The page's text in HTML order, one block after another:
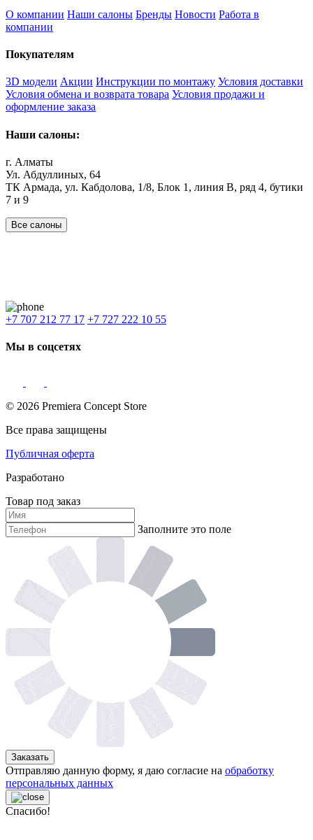
О компании Наши салоны Бренды Новости Работа в
компании
Покупателям
3D модели Акции Инструкции по монтажу Условия доставки
Условия обмена и возврата товара Условия продажи и
оформление заказа
Наши салоны:
г. Алматы
Ул. Абдуллиных, 64
ТК Армада, ул. Кабдолова, 1/8, Блок 1, линия В, ряд 4, бутики
7 и 9
Все салоны
+7 707 212 77 17 +7 727 222 10 55
Мы в соцсетях
© 2026 Premiera Concept Store
Все права защищены
Публичная оферта
Разработано
Товар под заказ
Заполните это поле
Заказать
Отправляю данную форму, я даю согласие на обработку
персональных данных
Спасибо!